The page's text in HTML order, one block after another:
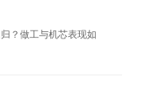
？做工与机芯表现如